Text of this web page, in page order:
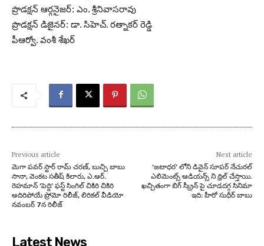
ప్రొడక్షన్ ఆర్గనైజర్: ఎం. శ్రీనివాసరావు
ప్రొడక్షన్ డిజైనర్: డా. సిహెచ్. రత్నాకర్ రెడ్డి
పీఆర్వో. వంశీ శేఖర్
Previous article
మెగా పవర్ స్టార్ రామ్ చరణ్, బుచ్చి బాబు
సానా, వెంకట సతీష్ కిలారు, ఎ.ఆర్.
రెహమాన్ ‘పెద్ది’ ఫస్ట్ సింగిల్ చికిరి చికిరి
అదిరిపోయే ప్రోమో రిలీజ్, లిరికల్ వీడియో
నవంబర్ 7న రిలీజ్
Next article
‘జటాధర’ లోని డివైన్ సూపర్ నేచురల్
ఎలిమెంట్స్ ఆడియన్స్ ని థ్రిల్ చేస్తాయి.
ఖచ్చితంగా బిగ్ స్క్రీన్ పై చూడదగ్గ సినిమా
ఇది: హీరో సుధీర్ బాబు
Latest News